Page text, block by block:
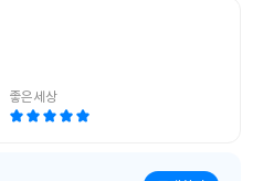
좋은세상